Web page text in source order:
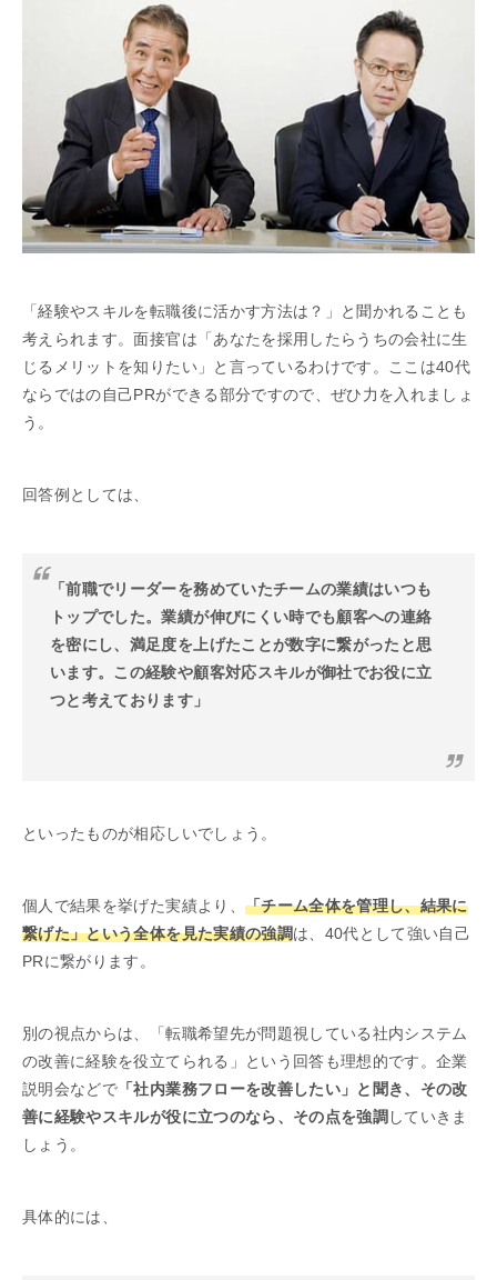
「経験やスキルを転職後に活かす方法は？」と聞かれることも
考えられます。面接官は「あなたを採用したらうちの会社に生
じるメリットを知りたい」と言っているわけです。ここは40代
ならではの自己PRができる部分ですので、ぜひ力を入れましょ
う。
回答例としては、
「前職でリーダーを務めていたチームの業績はいつも
トップでした。業績が伸びにくい時でも顧客への連絡
を密にし、満足度を上げたことが数字に繋がったと思
います。この経験や顧客対応スキルが御社でお役に立
つと考えております」
といったものが相応しいでしょう。
個人で結果を挙げた実績より、 「チーム全体を管理し、結果に
繋げた」という全体を見た実績の強調は、40代として強い自己
PRに繋がります。
別の視点からは、「転職希望先が問題視している社内システム
の改善に経験を役立てられる」という回答も理想的です。企業
説明会などで 「社内業務フローを改善したい」と聞き、その改
善に経験やスキルが役に立つのなら、その点を強調 していきま
しょう。
具体的には、